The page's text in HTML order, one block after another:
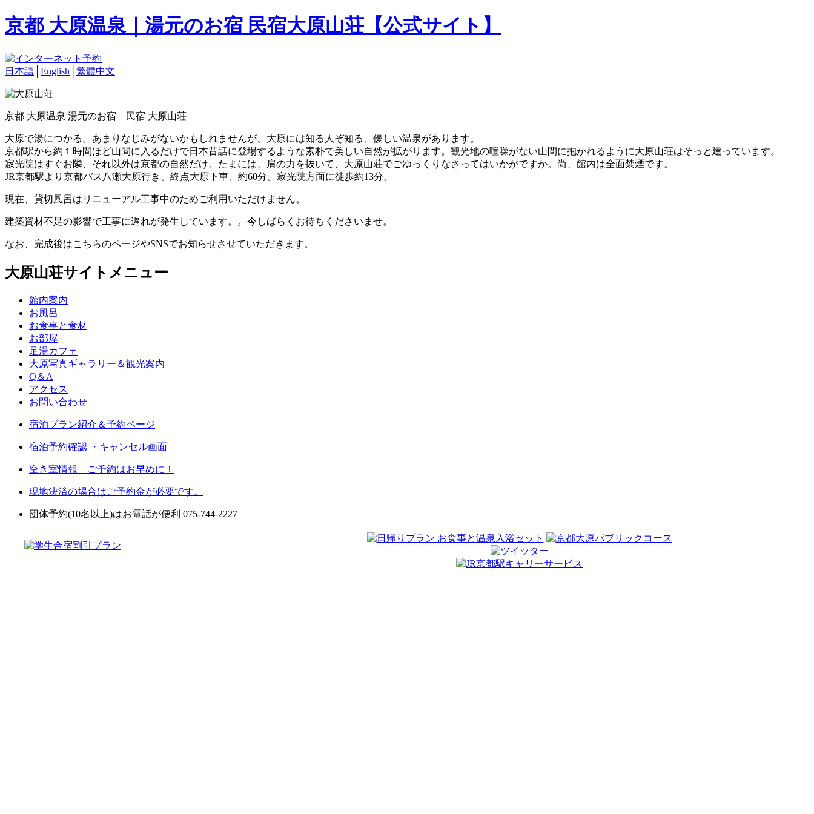
京都 大原温泉｜湯元のお宿 民宿大原山荘【公式サイト】
日本語 English 繁體中文
京都 大原温泉 湯元のお宿 民宿 大原山荘
大原で湯につかる。あまりなじみがないかもしれませんが、大原には知る人ぞ知る、優しい温泉があります。
京都駅から約１時間ほど山間に入るだけで日本昔話に登場するような素朴で美しい自然が拡がります。観光地の喧噪がない山間に抱かれるように大原山荘はそっと建っています。
寂光院はすぐお隣、それ以外は京都の自然だけ。たまには、肩の力を抜いて、大原山荘でごゆっくりなさってはいかがですか。尚、館内は全面禁煙です。
JR京都駅より京都バス八瀬大原行き、終点大原下車、約60分。寂光院方面に徒歩約13分。
現在、貸切風呂はリニューアル工事中のためご利用いただけません。
建築資材不足の影響で工事に遅れが発生しています。。今しばらくお待ちくださいませ。
なお、完成後はこちらのページやSNSでお知らせさせていただきます。
大原山荘サイトメニュー
館内案内
お風呂
お食事と食材
お部屋
足湯カフェ
大原写真ギャラリー＆観光案内
Q＆A
アクセス
お問い合わせ
宿泊プラン紹介＆予約ページ
宿泊予約確認 ・キャンセル画面
空き室情報 ご予約はお早めに！
現地決済の場合はご予約金が必要です。
団体予約(10名以上)はお電話が便利 075-744-2227